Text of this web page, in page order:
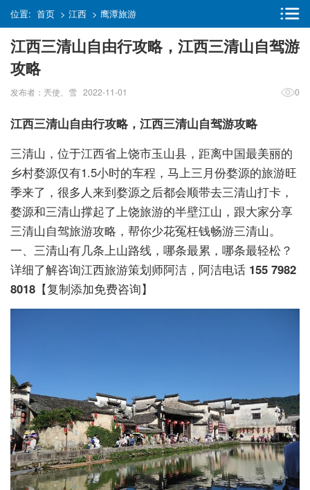
位置: 首页 > 江西 > 鹰潭旅游
江西三清山自由行攻略，江西三清山自驾游
攻略
发布者：兲使、雪 2022-11-01 0
江西三清山自由行攻略，江西三清山自驾游攻略
三清山，位于江西省上饶市玉山县，距离中国最美丽的
乡村婺源仅有1.5小时的车程，马上三月份婺源的旅游旺
季来了，很多人来到婺源之后都会顺带去三清山打卡，
婺源和三清山撑起了上饶旅游的半壁江山，跟大家分享
三清山自驾旅游攻略，帮你少花冤枉钱畅游三清山。
一、三清山有几条上山路线，哪条最累，哪条最轻松？
详细了解咨询江西旅游策划师阿洁，阿洁电话 155 7982
8018 【复制添加免费咨询】